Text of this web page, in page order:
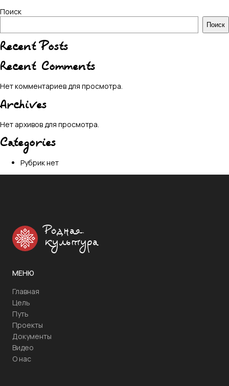
Поиск
Поиск
Recent Posts
Recent Comments
Нет комментариев для просмотра.
Archives
Нет архивов для просмотра.
Categories
Рубрик нет
Родная
культура
МЕНЮ
Главная
Цель
Путь
Проекты
Документы
Видео
О нас